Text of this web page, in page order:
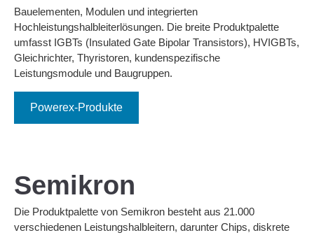
Bauelementen, Modulen und integrierten
Hochleistungshalbleiterlösungen. Die breite Produktpalette
umfasst IGBTs (Insulated Gate Bipolar Transistors), HVIGBTs,
Gleichrichter, Thyristoren, kundenspezifische
Leistungsmodule und Baugruppen.
Powerex-Produkte
Semikron
Die Produktpalette von Semikron besteht aus 21.000
verschiedenen Leistungshalbleitern, darunter Chips, diskrete